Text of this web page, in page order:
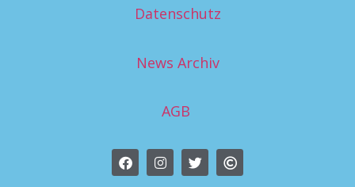
Datenschutz
News Archiv
AGB